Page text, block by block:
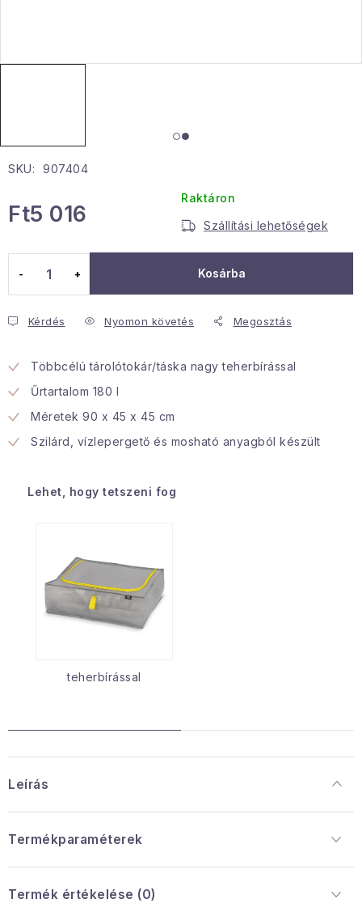
Karácsonyi esemény
Januári akció
Hogyan kell panaszkodni / visszaadni az áruka
Érintkezés
Rólunk
SKU: 907404
Ft5 016
Raktáron
Szállítási lehetőségek
Kosárba
Kérdés Nyomon követés Megosztás
Többcélú tárolótokár/táska nagy teherbírással
Űrtartalom 180 l
Méretek 90 x 45 x 45 cm
Szilárd, vízlepergető és mosható anyagból készült
Lehet, hogy tetszeni fog
teherbírással
Leírás
Termékparaméterek
Termék értékelése (0)